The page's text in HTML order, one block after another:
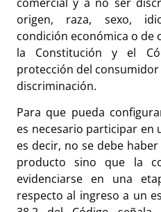
origen, raza, sexo,
condición económica o de
la Constitución y el
protección del
discriminación.
Para que pueda
es necesario participar en
es decir, no se debe
producto sino que la
evidenciarse en una
respecto al ingreso a un